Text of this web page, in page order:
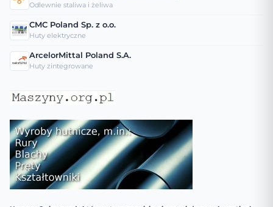
Odlewnie staliwa i żeliwa
CMC Poland Sp. z o.o.
Huty elektryczne
ArcelorMittal Poland S.A.
Huty zintegrowane